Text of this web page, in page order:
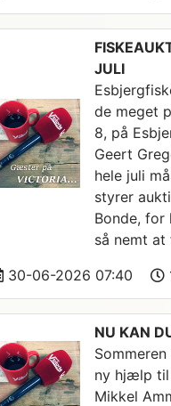
JULI
de meget
8, på
Geert
hele juli
styrer
Bonde,
så nemt at
30-06-2026 07:40
NU KAN
ny hjælp til
Mikkel